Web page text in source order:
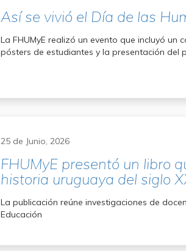
Así se vivió el Día de las
La FHUMyE realizó un evento que incluyó
pósters de estudiantes y la presentación del
25 de Junio, 2026
FHUMyE presentó un libro
historia uruguaya del siglo
La publicación reúne investigaciones de
Educación